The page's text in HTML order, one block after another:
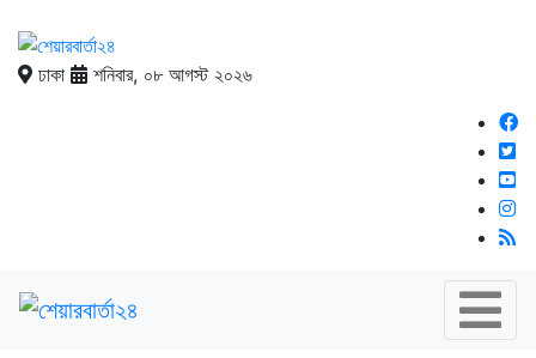
ঢাকা শনিবার, ০৮ আগস্ট ২০২৬